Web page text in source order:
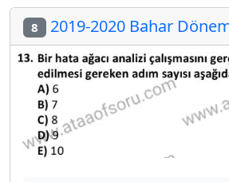
8 2019-2020 Bahar